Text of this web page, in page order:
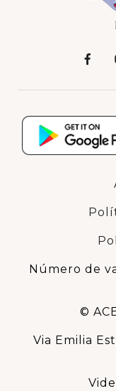
Número de
©
Via Emilia